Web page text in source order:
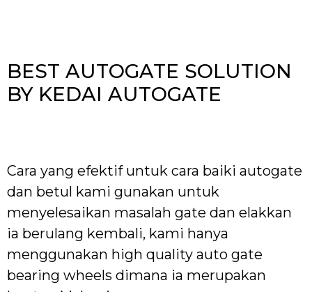
BEST AUTOGATE SOLUTION
BY KEDAI AUTOGATE
Cara yang efektif untuk cara baiki autogate
dan betul kami gunakan untuk
menyelesaikan masalah gate dan elakkan
ia berulang kembali, kami hanya
menggunakan high quality auto gate
bearing wheels dimana ia merupakan